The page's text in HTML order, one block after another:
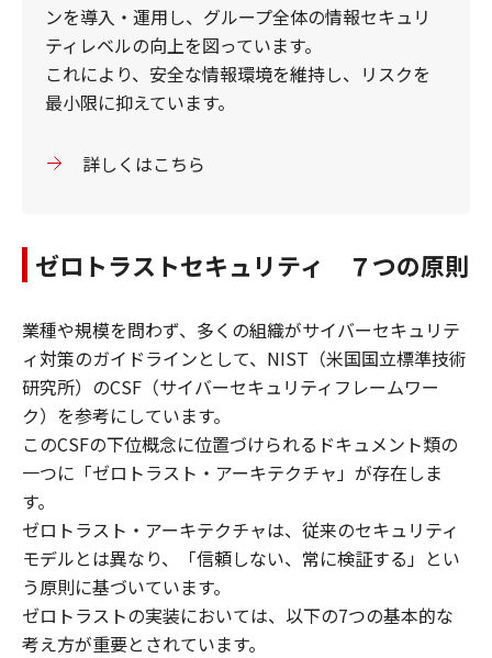
ンを導入・運用し、グループ全体の情報セキュリ
ティレベルの向上を図っています。
これにより、安全な情報環境を維持し、リスクを
最小限に抑えています。
詳しくはこちら
ゼロトラストセキュリティ ７つの原則
業種や規模を問わず、多くの組織がサイバーセキュリテ
ィ対策のガイドラインとして、NIST（米国国立標準技術
研究所）のCSF（サイバーセキュリティフレームワー
ク）を参考にしています。
このCSFの下位概念に位置づけられるドキュメント類の
一つに「ゼロトラスト・アーキテクチャ」が存在しま
す。
ゼロトラスト・アーキテクチャは、従来のセキュリティ
モデルとは異なり、「信頼しない、常に検証する」とい
う原則に基づいています。
ゼロトラストの実装においては、以下の7つの基本的な
考え方が重要とされています。